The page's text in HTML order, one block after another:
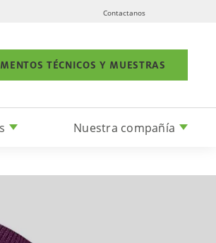
Contactanos
TÉCNICOS Y MUESTRAS
Nuestra compañía